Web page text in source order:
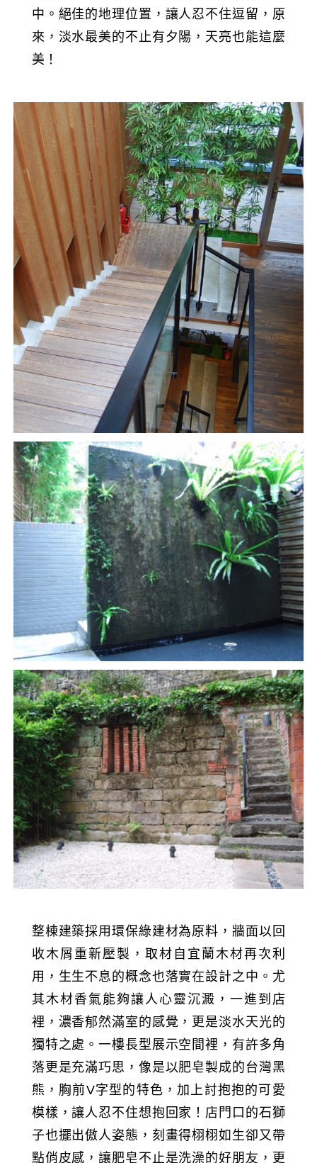
中。絕佳的地理位置，讓人忍不住逗留，原
來，淡水最美的不止有夕陽，天亮也能這麼
美！
整棟建築採用環保綠建材為原料，牆面以回
收木屑重新壓製，取材自宜蘭木材再次利
用，生生不息的概念也落實在設計之中。尤
其木材香氣能夠讓人心靈沉澱，一進到店
裡，濃香郁然滿室的感覺，更是淡水天光的
獨特之處。一樓長型展示空間裡，有許多角
落更是充滿巧思，像是以肥皂製成的台灣黑
熊，胸前V字型的特色，加上討抱抱的可愛
模樣，讓人忍不住想抱回家！店門口的石獅
子也擺出傲人姿態，刻畫得栩栩如生卻又帶
點俏皮感，讓肥皂不止是洗澡的好朋友，更